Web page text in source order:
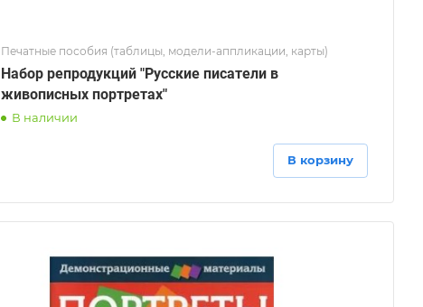
Печатные пособия (таблицы, модели-аппликации, карты)
Набор репродукций "Русские писатели в
живописных портретах"
В наличии
В корзину